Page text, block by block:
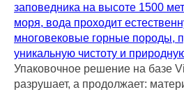
заповедника на высоте 1500
моря, вода проходит
многовековые горные породы,
уникальную чистоту и
Упаковочное решение на базе
разрушает, а продолжает: